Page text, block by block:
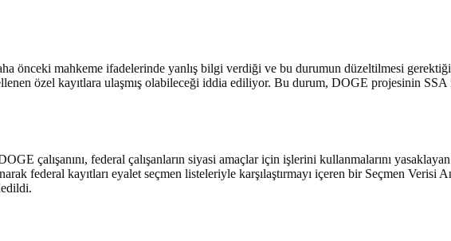
önceki mahkeme ifadelerinde yanlış bilgi verdiği ve bu durumun düzeltilmesi
özel kayıtlara ulaşmış olabileceği iddia ediliyor. Bu durum, DOGE projesinin
çalışanını, federal çalışanların siyasi amaçlar için işlerini kullanmalarını
federal kayıtları eyalet seçmen listeleriyle karşılaştırmayı içeren bir Seçmen Verisi